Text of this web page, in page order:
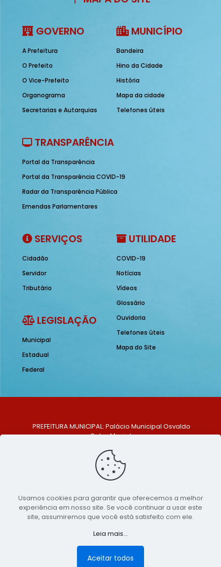
GOVERNO
A Prefeitura
O Prefeito
O Vice-Prefeito
Organograma
Secretarias e Autarquias
MUNICÍPIO
Bandeira
Hino da Cidade
História
Mapa da cidade
Telefones úteis
TRANSPARÊNCIA
Portal da Transparência
Portal da Transparência COVID-19
Radar da Transparência Pública
Emendas Parlamentares
SERVIÇOS
Cidadão
Servidor
Tributário
LEGISLAÇÃO
Municipal
Estadual
Federal
UTILIDADE
COVID-19
Notícias
Vídeos
Glossário
Ouvidoria
Telefones úteis
Mapa do Site
PREFEITURA MUNICIPAL: Palácio Municipal Osvaldo
Celso Maciel
Centro, São Bento do Una - PE. CEP: 553370-128
TELEFONE: (81) 99548-1569
E-MAIL: ouvidoria@saobentodouna.pe.gov.br
Copyright 2021-2026 - Assessoria de Comunicação da
Prefeitura de São Bento do Una - PE
publicidadeLumusWeb - Agência Digital
Usamos cookies para garantir que oferecemos a melhor
experiência em nosso site. Se você continuar a usar este
site, assumiremos que você está satisfeito com ele.
Leia mais...
Aceitar todos